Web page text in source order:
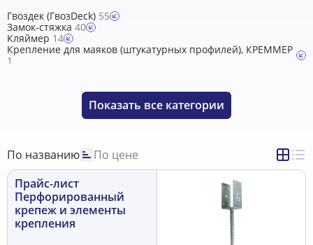
Гвоздек (ГвозDeck) 55
Замок-стяжка 40
Кляймер 14
Крепление для маяков (штукатурных профилей), КРЕММЕР
1
Перфолента монтажная12
Пластина крепежная перфорированная40
Подвесы, крабы для ГКЛ, тяги6
Скоба монтажная U-образная DIN3570 (аналог ETR)
Скобяные изделия35
Струбцина монтажная, крепеж для профнастила (Россия)
10
Уголки, пластины крепежные декоративные32
Уголки, профили алюминиевые
Уголок крепежный перфорированный
Хомут SPRINKLER
Показать все категории
По названию
По цене
Прайс-лист
Перфорированный
крепеж и элементы
крепления